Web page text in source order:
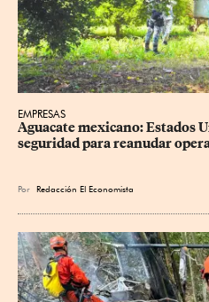
EMPRESAS
Aguacate mexicano: Estados
seguridad para reanudar
Por Redacción El Economista